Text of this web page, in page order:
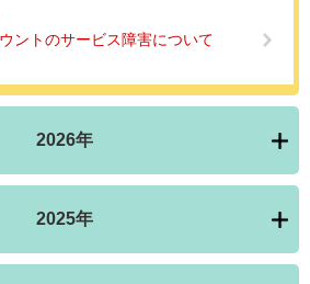
ントのサービス障害について
2026年
2025年